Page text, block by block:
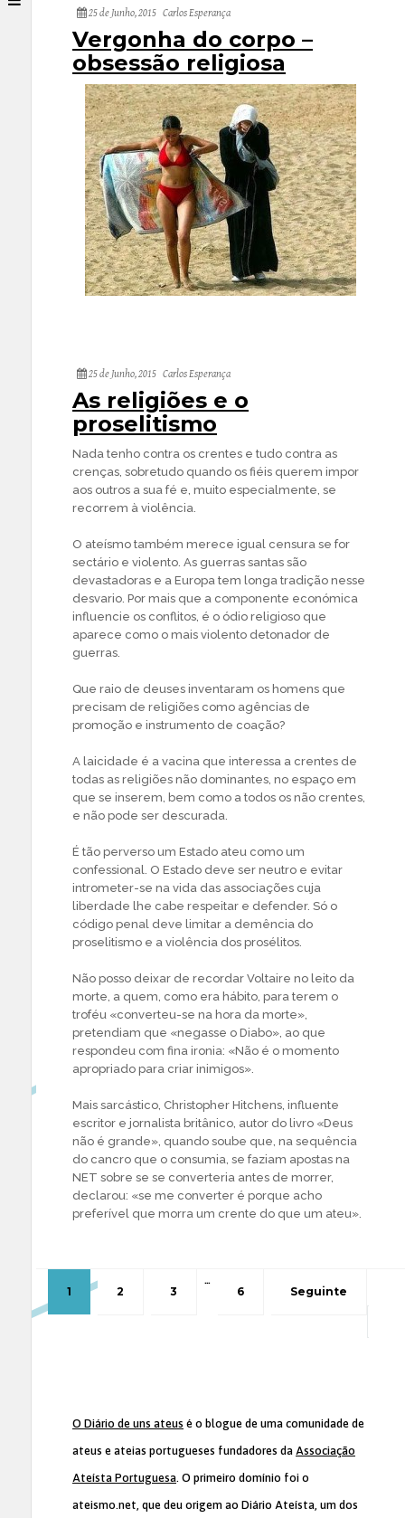
25 de Junho, 2015 Carlos Esperança
Vergonha do corpo –
obsessão religiosa
25 de Junho, 2015 Carlos Esperança
As religiões e o
proselitismo
Nada tenho contra os crentes e tudo contra as
crenças, sobretudo quando os fiéis querem impor
aos outros a sua fé e, muito especialmente, se
recorrem à violência.
O ateísmo também merece igual censura se for
sectário e violento. As guerras santas são
devastadoras e a Europa tem longa tradição nesse
desvario. Por mais que a componente económica
influencie os conflitos, é o ódio religioso que
aparece como o mais violento detonador de
guerras.
Que raio de deuses inventaram os homens que
precisam de religiões como agências de
promoção e instrumento de coação?
A laicidade é a vacina que interessa a crentes de
todas as religiões não dominantes, no espaço em
que se inserem, bem como a todos os não crentes,
e não pode ser descurada.
É tão perverso um Estado ateu como um
confessional. O Estado deve ser neutro e evitar
intrometer-se na vida das associações cuja
liberdade lhe cabe respeitar e defender. Só o
código penal deve limitar a demência do
proselitismo e a violência dos prosélitos.
Não posso deixar de recordar Voltaire no leito da
morte, a quem, como era hábito, para terem o
troféu «converteu-se na hora da morte»,
pretendiam que «negasse o Diabo», ao que
respondeu com fina ironia: «Não é o momento
apropriado para criar inimigos».
Mais sarcástico, Christopher Hitchens, influente
escritor e jornalista britânico, autor do livro «Deus
não é grande», quando soube que, na sequência
do cancro que o consumia, se faziam apostas na
NET sobre se se converteria antes de morrer,
declarou: «se me converter é porque acho
preferível que morra um crente do que um ateu».
1 2 3
…
6 Seguinte
O Diário de uns ateus é o blogue de uma comunidade de
ateus e ateias portugueses fundadores da Associação
Ateísta Portuguesa. O primeiro domínio foi o
ateismo.net, que deu origem ao Diário Ateísta, um dos